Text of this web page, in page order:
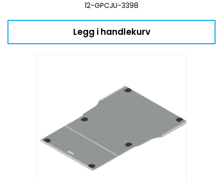
12-GPCJU-3398
Legg i handlekurv